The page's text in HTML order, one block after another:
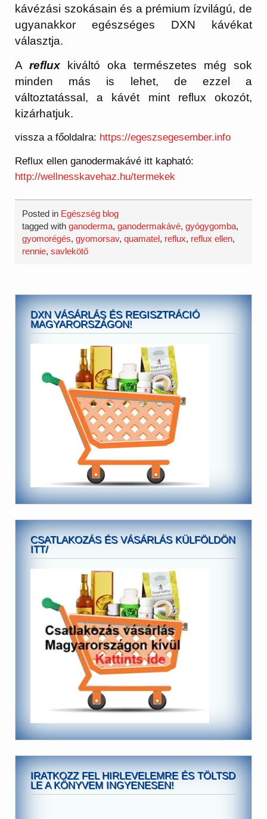
kávézási szokásain és a prémium ízvilágú, de
ugyanakkor egészséges DXN kávékat
választja.
Areflux kiváltó oka természetes még sok
minden más is lehet, de ezzel a
változtatással, a kávét mint reflux okozót,
kizárhatjuk.
vissza a főoldalra: https://egeszsegesember.info
Reflux ellen ganodermakávé itt kapható:
http://wellnesskavehaz.hu/termekek
Posted in Egészség blog
tagged withganoderma,ganodermakávé,gyógygomba,
gyomorégés,gyomorsav,quamatel, reflux, reflux ellen,
rennie,savlekötő
DXN VÁSÁRLÁS ÉS REGISZTRÁCIÓ
MAGYARORSZÁGON!
CSATLAKOZÁS ÉS VÁSÁRLÁS KÜLFÖLDÖN
ITT/
IRATKOZZ FEL HIRLEVELEMRE ÉS TÖLTSD
LE A KÖNYVEM INGYENESEN!